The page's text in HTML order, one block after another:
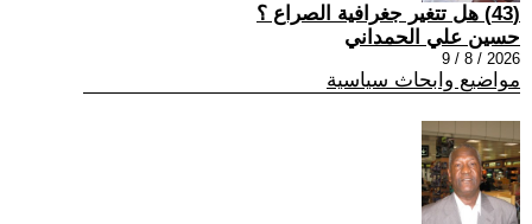
(43) هل تتغير جغرافية الصراع ؟
حسين علي الحمداني
2026 / 8 / 9
مواضيع وابحاث سياسية